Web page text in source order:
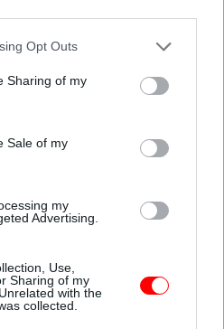
app uses one or more Google
behaviour. You may click to
and its third-party tags to
purposes in below Google
Opt Outs
Sharing of my
Sale of my
my
Advertising.
Use,
Sharing of my
with the
collected.
,250gr ,500gr